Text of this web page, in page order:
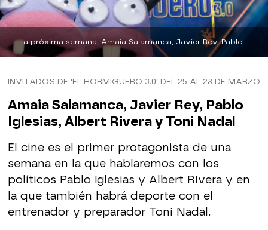
INVITADOS DE 'EL HORMIGUERO 3.0' DEL 25 AL 28 DE MARZO
Amaia Salamanca, Javier Rey, Pablo
Iglesias, Albert Rivera y Toni Nadal
El cine es el primer protagonista de una
semana en la que hablaremos con los
políticos Pablo Iglesias y Albert Rivera y en
la que también habrá deporte con el
entrenador y preparador Toni Nadal.
La próxima semana, Amaia Salamanca, Javier Rey, Pablo Iglesias, Albert Rivera y Toni Nadal serán los invitados de 'El Hormiguero 3.0' | antena3.com